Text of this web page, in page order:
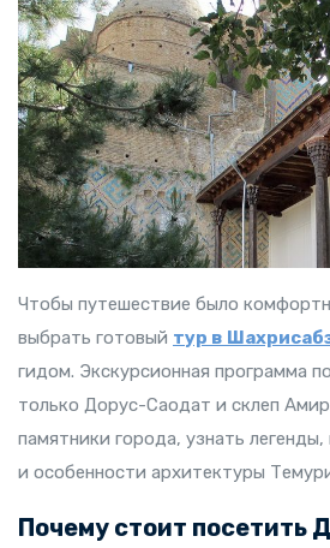
Чтобы путешествие было
выбрать готовый тур в
гидом. Экскурсионная программа
только Дорус-Саодат и склеп
памятники города, узнать
и особенности архитектуры
Почему стоит посетить